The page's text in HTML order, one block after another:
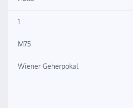
1.
M75
Wiener Geherpokal